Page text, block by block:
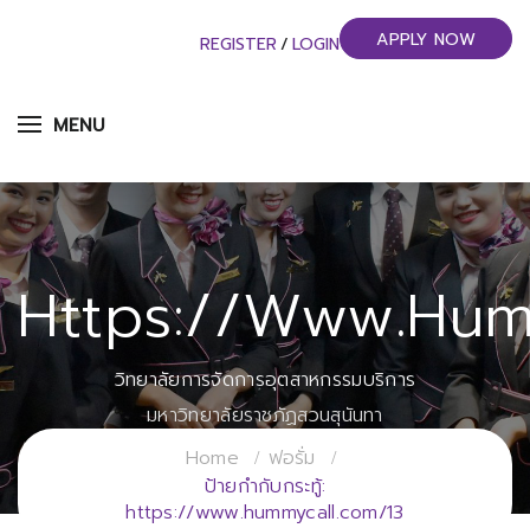
MENU
REGISTER / LOGIN APPLY NOW
Https://
วิทยาลัยการจัดการอุตสาหกรรมบริการ
มหาวิทยาลัยราชภัฏสวนสุนันทา
Home
ฟอรั่ม
ป้ายกำกับกระทู้:
https://www.hummycall.com/13